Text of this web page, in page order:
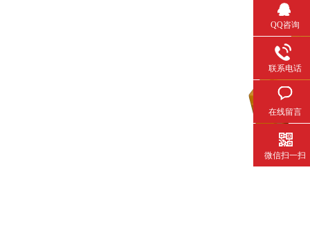
QQ咨询
联系电话
在线留言
微信扫一扫